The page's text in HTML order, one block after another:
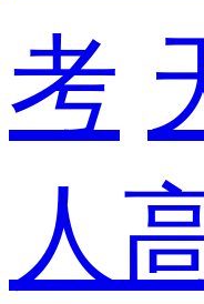
考
人